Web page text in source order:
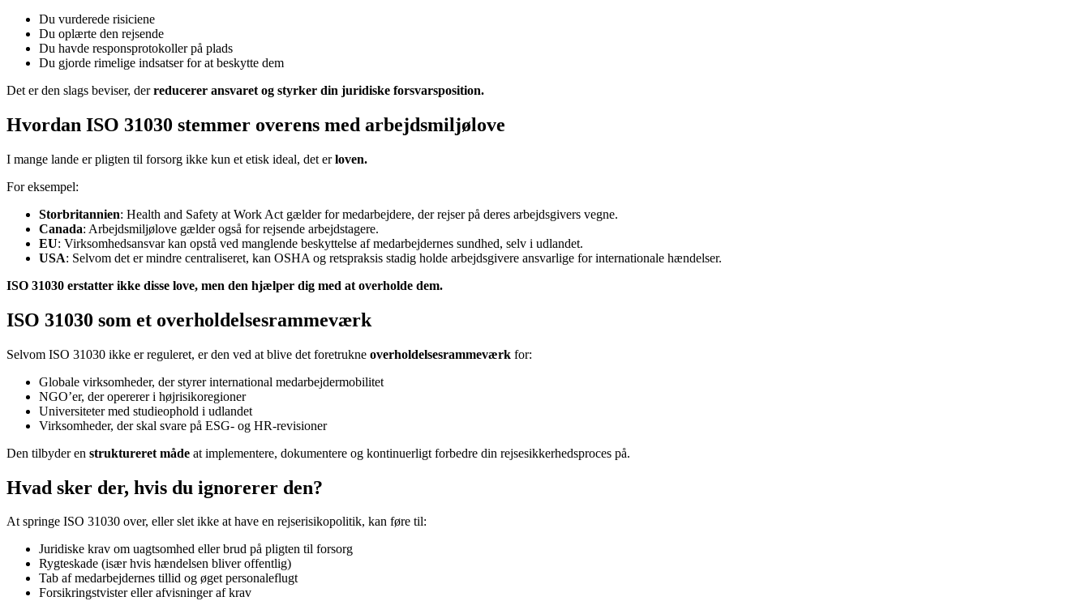
Du vurderede risiciene
Du oplærte den rejsende
Du havde responsprotokoller på plads
Du gjorde rimelige indsatser for at beskytte dem
Det er den slags beviser, derreducerer ansvaret og styrker din juridiske forsvarsposition.
Hvordan ISO 31030 stemmer overens med arbejdsmiljølove
I mange lande er pligten til forsorg ikke kun et etisk ideal, det erloven.
For eksempel:
Storbritannien: Health and Safety at Work Act gælder for medarbejdere, der rejser på deres arbejdsgivers vegne.
Canada: Arbejdsmiljølove gælder også for rejsende arbejdstagere.
EU: Virksomhedsansvar kan opstå ved manglende beskyttelse af medarbejdernes sundhed, selv i udlandet.
USA: Selvom det er mindre centraliseret, kan OSHA og retspraksis stadig holde arbejdsgivere ansvarlige for internationale hændelser.
ISO 31030 erstatter ikke disse love, men den hjælper dig med at overholde dem.
ISO 31030 som et overholdelsesrammeværk
Selvom ISO 31030 ikke er reguleret, er den ved at blive det foretrukne overholdelsesrammeværk for:
Globale virksomheder, der styrer international medarbejdermobilitet
NGO’er, der opererer i højrisikoregioner
Universiteter med studieophold i udlandet
Virksomheder, der skal svare på ESG- og HR-revisioner
Den tilbyder en struktureret måde at implementere, dokumentere og kontinuerligt forbedre din rejsesikkerhedsproces på.
Hvad sker der, hvis du ignorerer den?
At springe ISO 31030 over, eller slet ikke at have en rejserisikopolitik, kan føre til:
Juridiske krav om uagtsomhed eller brud på pligten til forsorg
Rygteskade (især hvis hændelsen bliver offentlig)
Tab af medarbejdernes tillid og øget personaleflugt
Forsikringstvister eller afvisninger af krav